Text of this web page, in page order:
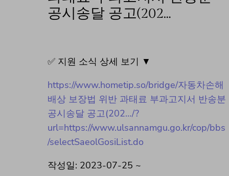
공시송달 공고(202…
✅ 지원 소식 상세 보기 ▼
https://www.hometip.so/bridge/자동차손해
배상 보장법 위반 과태료 부과고지서 반송분
공시송달 공고(202…/?
url=https://www.ulsannamgu.go.kr/cop/bbs
/selectSaeolGosiList.do
작성일: 2023-07-25 ~